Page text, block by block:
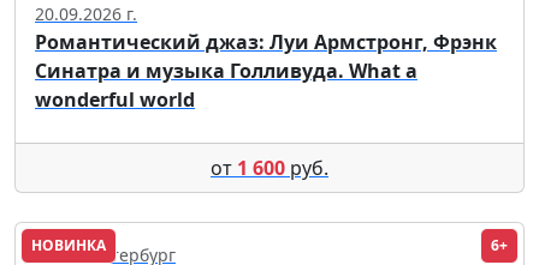
20.09.2026 г.
Романтический джаз: Луи Армстронг, Фрэнк
Синатра и музыка Голливуда. What a
wonderful world
от 1 600 руб.
НОВИНКА 6+
Санкт-Петербург